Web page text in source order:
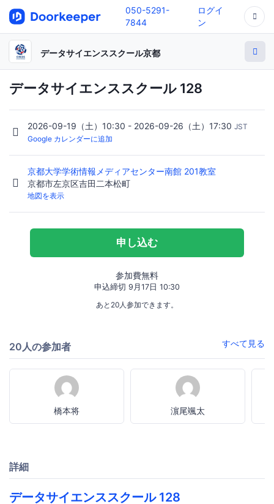
050-5291-
7844
ログイ
ン
データサイエンススクール京都
データサイエンススクール 128
2026-09-19（土）10:30 - 2026-09-26（土）17:30 JST
Google カレンダーに追加
京都大学学術情報メディアセンター南館 201教室
京都市左京区吉田二本松町
地図を表示
申し込む
参加費無料
申込締切 9月17日 10:30
あと20人参加できます。
20人の参加者 すべて見る
橋本将 濵尾颯太
詳細
データサイエンススクール 128